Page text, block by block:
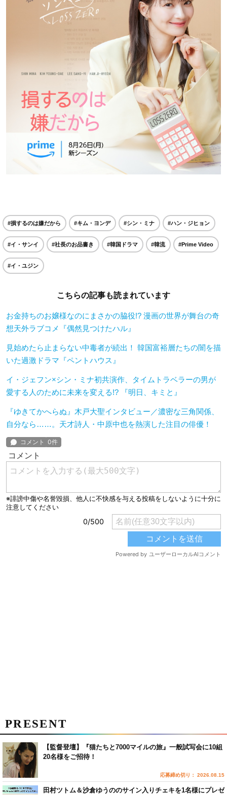
#損するのは嫌だから #キム・ヨンデ #シン・ミナ #ハン・ジヒョン
#イ・サンイ #社長のお品書き #韓国ドラマ #韓流 #Prime Video
#イ・ユジン
こちらの記事も読まれています
お金持ちのお嬢様なのにまさかの脇役!? 漫画の世界が舞台の奇
想天外ラブコメ『偶然見つけたハル』
見始めたら止まらない中毒者が続出！ 韓国富裕層たちの闇を描
いた過激ドラマ『ペントハウス』
イ・ジェフン×シン・ミナ初共演作、タイムトラベラーの男が
愛する人のために未来を変える!? 『明日、キミと』
『ゆきてかへらぬ』木戸大聖インタビュー／濃密な三角関係、
自分なら……。天才詩人・中原中也を熱演した注目の俳優！
PRESENT
【監督登壇】『猫たちと7000マイルの旅』一般試写会に10組
20名様をご招待！
応募締め切り： 2026.08.15
田村ツトム＆沙倉ゆうののサイン入りチェキを1名様にプレゼ